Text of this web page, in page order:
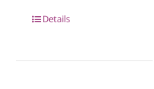
Details